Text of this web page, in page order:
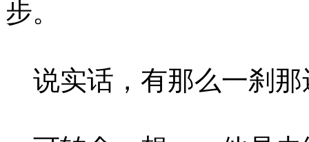
步。
说实话，有那么一刹那